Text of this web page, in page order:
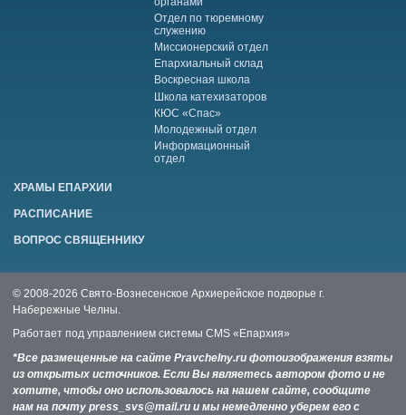
Отдел по тюремному
служению
Миссионерский отдел
Епархиальный склад
Воскресная школа
Школа катехизаторов
КЮС «Спас»
Молодежный отдел
Информационный
отдел
ХРАМЫ ЕПАРХИИ
РАСПИСАНИЕ
ВОПРОС СВЯЩЕННИКУ
© 2008-2026 Свято-Вознесенское Архиерейское подворье г.
Набережные Челны.
Работает под управлением системы CMS «Епархия»
*Все размещенные на сайте Pravchelny.ru фотоизображения взяты
из открытых источников. Если Вы являетесь автором фото и не
хотите, чтобы оно использовалось на нашем сайте, сообщите
нам на почту press_svs@mail.ru и мы немедленно уберем его с